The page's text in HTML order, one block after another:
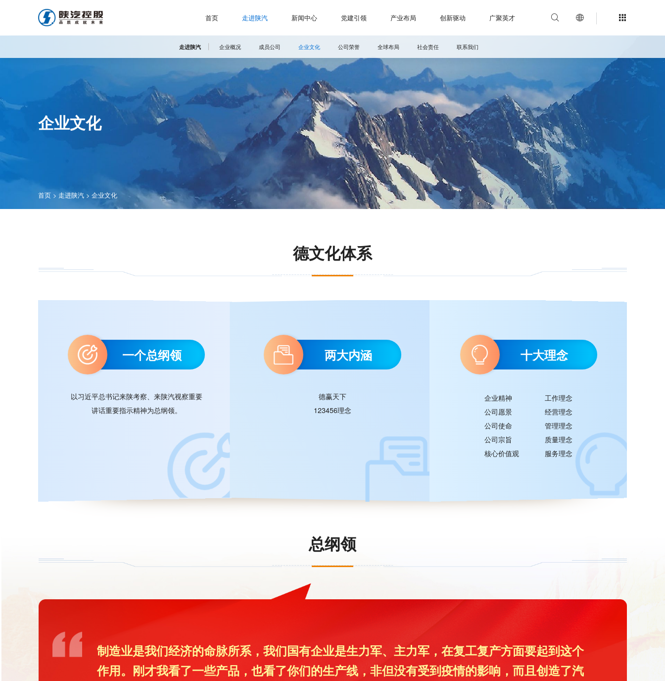
  
首页 走进陕汽 新闻中心 党建引领 产业布局 创新驱动 广聚英才
走进陕汽 企业概况 成员公司 企业文化 公司荣誉 全球布局 社会责任 联系我们
企业文化
首页 > 走进陕汽 > 企业文化
德文化体系
一个总纲领
以习近平总书记来陕考察、来陕汽视察重要
讲话重要指示精神为总纲领。
两大内涵
德赢天下
123456理念
十大理念
企业精神
公司愿景
公司使命
公司宗旨
核心价值观
工作理念
经营理念
管理理念
质量理念
服务理念
总纲领
制造业是我们经济的命脉所系，我们国有企业是生力军、主力军，在复工复产方面要起到这个
作用。刚才我看了一些产品，也看了你们的生产线，非但没有受到疫情的影响，而且创造了汽